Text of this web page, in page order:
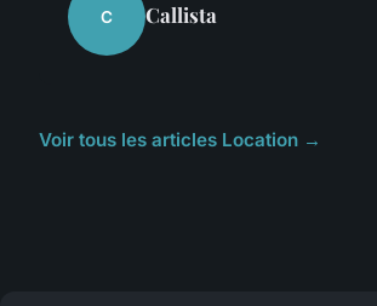
C Callista
Voir tous les articles Location →